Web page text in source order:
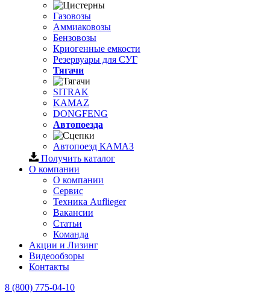
Газовозы
Аммиаковозы
Бензовозы
Криогенные емкости
Резервуары для СУГ
Тягачи
SITRAK
KAMAZ
DONGFENG
Автопоезда
Автопоезд КАМАЗ
Получить каталог
О компании
О компании
Сервис
Техника Auflieger
Вакансии
Статьи
Команда
Акции и Лизинг
Видеообзоры
Контакты
8 (800) 775-04-10